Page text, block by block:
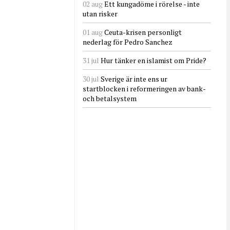
02 augEtt kungadöme i rörelse - inte
utan risker
01 augCeuta-krisen personligt
nederlag för Pedro Sanchez
31 jul Hur tänker en islamist om Pride?
30 jul Sverige är inte ens ur
startblocken i reformeringen av bank-
och betalsystem